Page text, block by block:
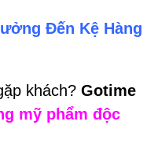
Đến Kệ Hàng
khách? Gotime
mỹ phẩm độc